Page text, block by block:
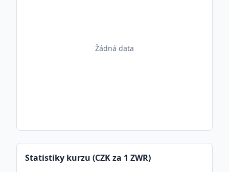
Žádná data
Statistiky kurzu (CZK za 1 ZWR)